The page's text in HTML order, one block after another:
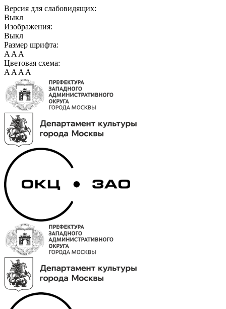
Версия для слабовидящих:
Выкл
Изображения:
Выкл
Размер шрифта:
A A A
Цветовая схема:
A A A A